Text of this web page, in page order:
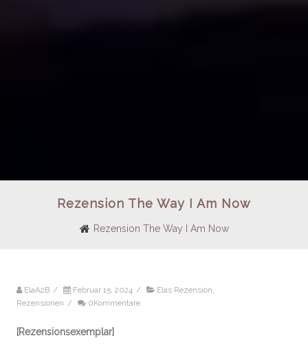
Rezension The Way I Am Now
Rezension The Way I Am Now
ElaA2B / Februar 15, 2024 / Elas Rezension,
Rezensionen / 0Kommentare
[Rezensionsexemplar]